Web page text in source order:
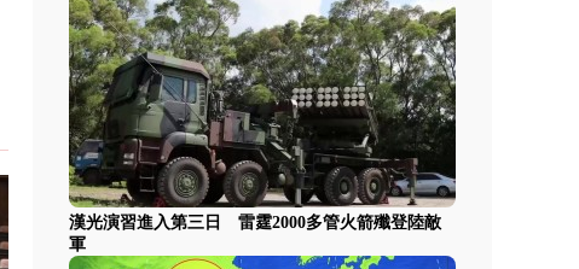
漢光演習進入第三日 雷霆2000多管火箭殲登陸敵
軍